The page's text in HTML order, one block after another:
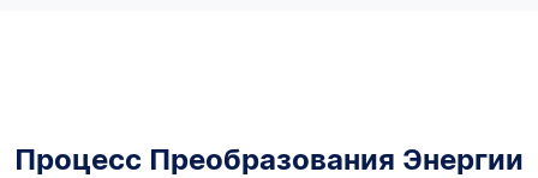
Процесс Преобразования Энергии